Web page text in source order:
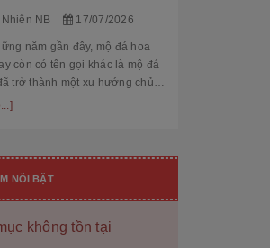
NB 17/07/2026
năm gần đây, mộ đá hoa
còn có tên gọi khác là mộ đá
trở thành một xu hướng chủ
thiết kế thi công mộ đá tự
NỔI BẬT
không tồn tại